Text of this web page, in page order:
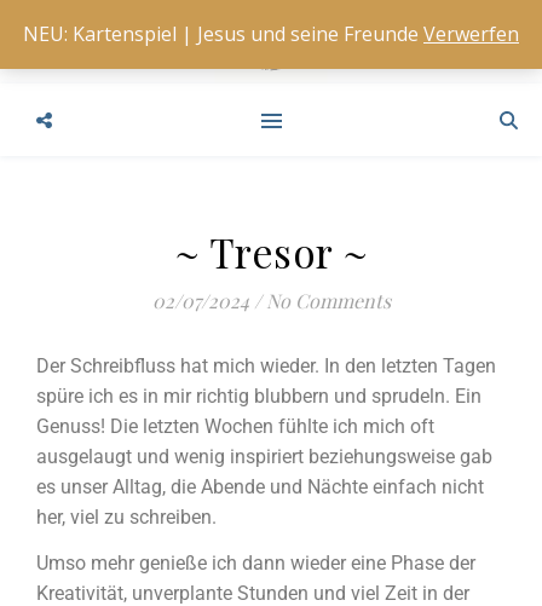
~ Tresor ~
02/07/2024 / No Comments
Der Schreibfluss hat mich wieder. In den letzten Tagen
spüre ich es in mir richtig blubbern und sprudeln. Ein
Genuss! Die letzten Wochen fühlte ich mich oft
ausgelaugt und wenig inspiriert beziehungsweise gab
es unser Alltag, die Abende und Nächte einfach nicht
her, viel zu schreiben.
Umso mehr genieße ich dann wieder eine Phase der
Kreativität, unverplante Stunden und viel Zeit in der
NEU: Kartenspiel | Jesus und seine Freunde Verwerfen